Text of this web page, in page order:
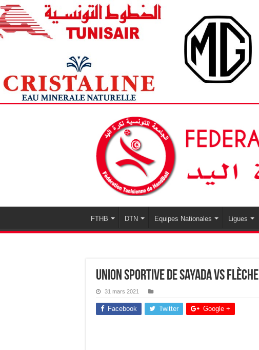
FTHB DTN Equipes Nationales Ligues
Union Sportive de Sayada vs
31 mars 2021
Facebook Twitter Google +